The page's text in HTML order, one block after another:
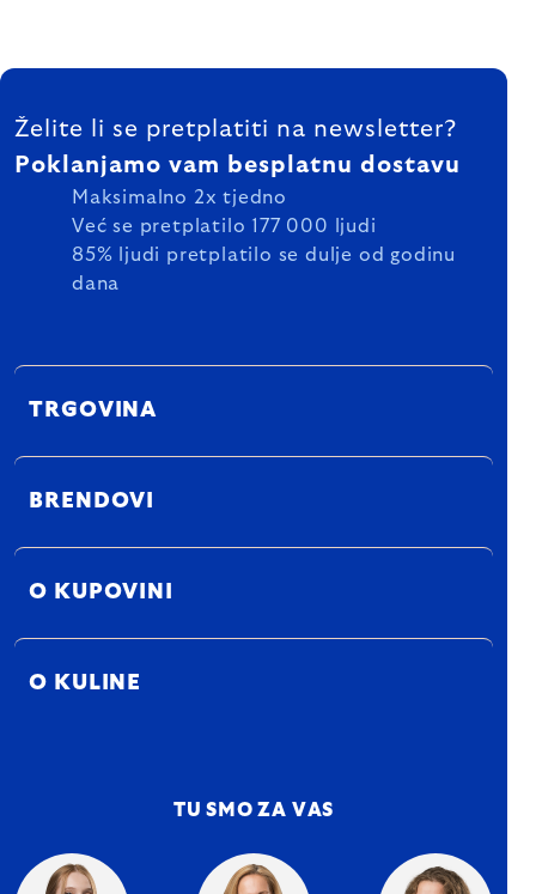
FOOTER
Želite li se pretplatiti na newsletter?
Poklanjamo vam besplatnu dostavu
Maksimalno 2x tjedno
Već se pretplatilo 177 000 ljudi
85% ljudi pretplatilo se dulje od godinu
dana
TRGOVINA
BRENDOVI
O KUPOVINI
O KULINE
TU SMO ZA VAS